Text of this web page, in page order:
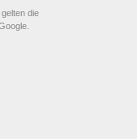
die